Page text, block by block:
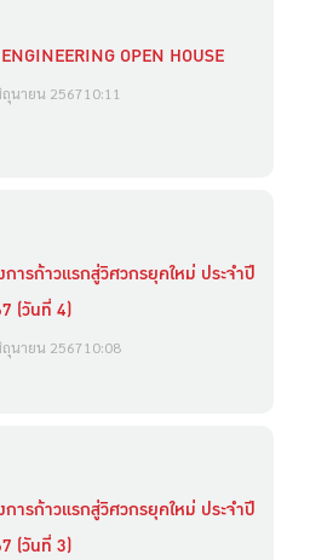
OPEN HOUSE
ถุนายน 256710:11
การก้าวแรกสู่วิศวกรยุคใหม่ ประจำปี
(วันที่ 4)
ถุนายน 256710:08
การก้าวแรกสู่วิศวกรยุคใหม่ ประจำปี
(วันที่ 3)